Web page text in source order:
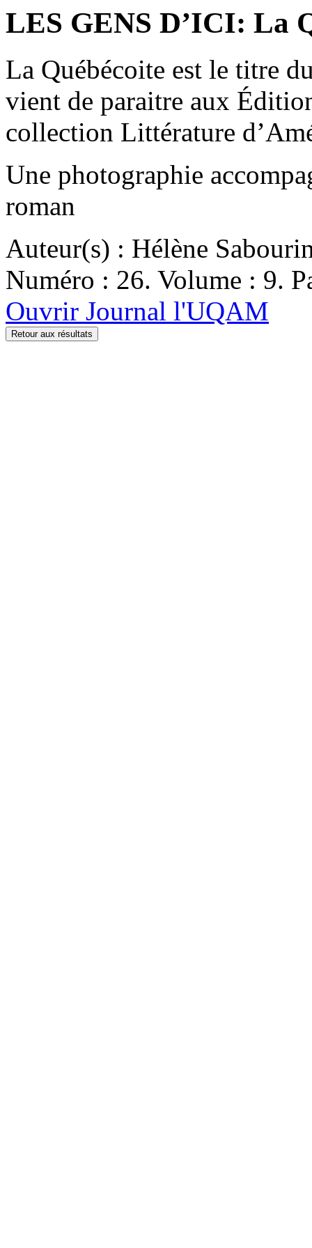
LES GENS D’ICI: La
La Québécoite est le titre
vient de paraitre aux
collection Littérature
Une photographie
roman
Auteur(s) : Hélène
Numéro : 26. Volume : 9.
Ouvrir Journal l'UQAM
Retour aux résultats